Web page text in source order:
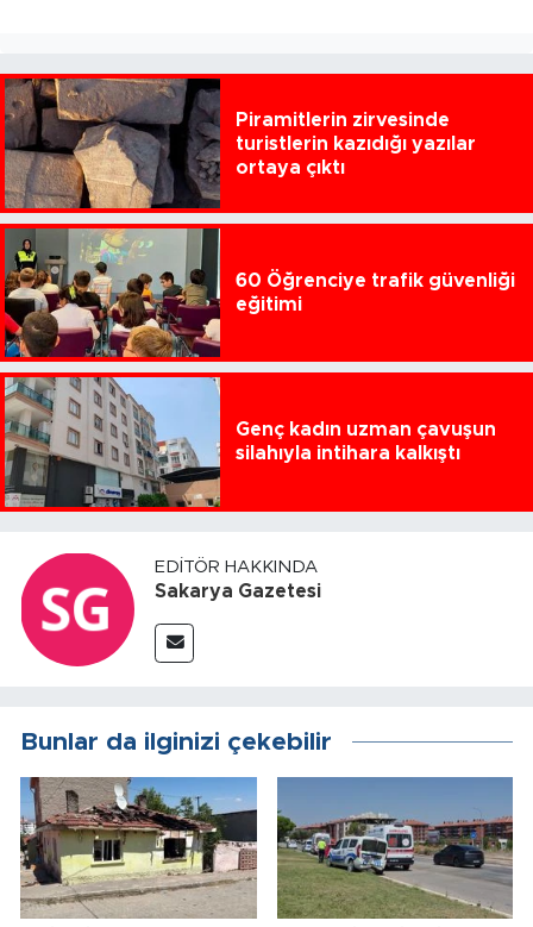
Piramitlerin zirvesinde
turistlerin kazıdığı yazılar
ortaya çıktı
60 Öğrenciye trafik güvenliği
eğitimi
Genç kadın uzman çavuşun
silahıyla intihara kalkıştı
EDITÖR HAKKINDA
Sakarya Gazetesi
Bunlar da ilginizi çekebilir